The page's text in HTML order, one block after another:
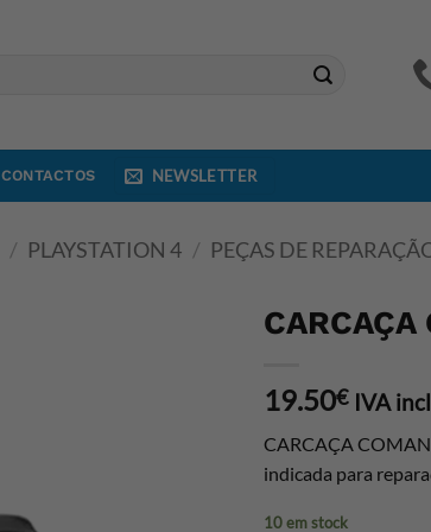
CONTACTOS NEWSLETTER
/ PLAYSTATION 4 / PEÇAS DE
19.50€ IVA
CARCAÇA
indicada para
10 em stock